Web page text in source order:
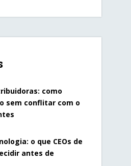
como
sem conflitar com o
o que CEOs de
antes de